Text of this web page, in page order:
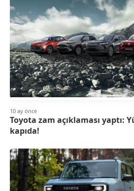
10 ay önce
Toyota zam açıklaması yaptı:
kapıda!